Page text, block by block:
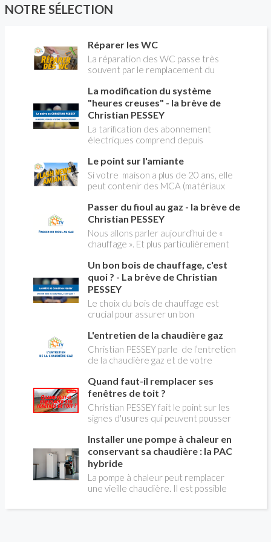
batterie, la Camini Air 2 Solar est sans faucun il
et assure son autonomie grâce à un panneau
NOTRE SÉLECTION
Réparer les WC
La réparation des WC passe très
souvent par le remplacement du
expliquer
La modification du système
"heures creuses" - la brève de
Christian PESSEY
La tarification des abonnement
électriques comprend depuis
pleines, heures creuses. Aujourd'hui
Christian PESSEY vous explique tout
ce qu'il faut savoir sur la nouvelle
modification du système "heures
creuses" qui concerne près de 15
millions de Français !
Le point sur l'amiante
Si votre maison a plus de 20 ans, elle
peut contenir des MCA (matériaux
panique, on fait le point dans notre
flash news n°3 spéciale Amiante et
ses dangers avec Christian Pessey
Passer du fioul au gaz - la brève de
Christian PESSEY
Nous allons parler aujourd’hui de «
chauffage ». Et plus particulièrement
aborder l’abandon du fioul au profit du
gaz.
Un bon bois de chauffage, c'est
quoi ? - La brève de Christian
PESSEY
Le choix du bois de chauffage est
crucial pour assurer un bon
l'impact environnemental. Mais
comment reconnaître un bois de
qualité ? Plusieurs critères entrent en
jeu : le type d'essence, le taux
d'humidité, la densité et la saison de
coupe.
L'entretien de la chaudière gaz
Christian PESSEY parle de l’entretien
de la chaudière gaz et de votre
avez un système par radiateurs ou un
plancher chauffant, qui sont alimentés
par une chaudière au gaz, vous devez
faire entretenir celle-ci une fois par
an, que vous soyez locataire ou
propriétaire occupant. C’est la même
chose pour un chauffe-bains au gaz.
C’est une obligation légale. Si vous ne
le faites pas, votre responsabilité
pourra être engagée en cas
d’accident, et vous ne serez pas
Quand faut-il remplacer ses
fenêtres de toit ?
Christian PESSEY fait le point sur les
signes d'usures qui peuvent pousser
toit. En remplaçant vos fenêtre de toit
vous ferez des économies de
chauffage et vous améliorerez le
confort des combles qui en sont
équipées.
Installer une pompe à chaleur en
conservant sa chaudière : la PAC
hybride
La pompe à chaleur peut remplacer
une vieille chaudière. Il est possible
l'énergie initialement utilisée (gaz ou